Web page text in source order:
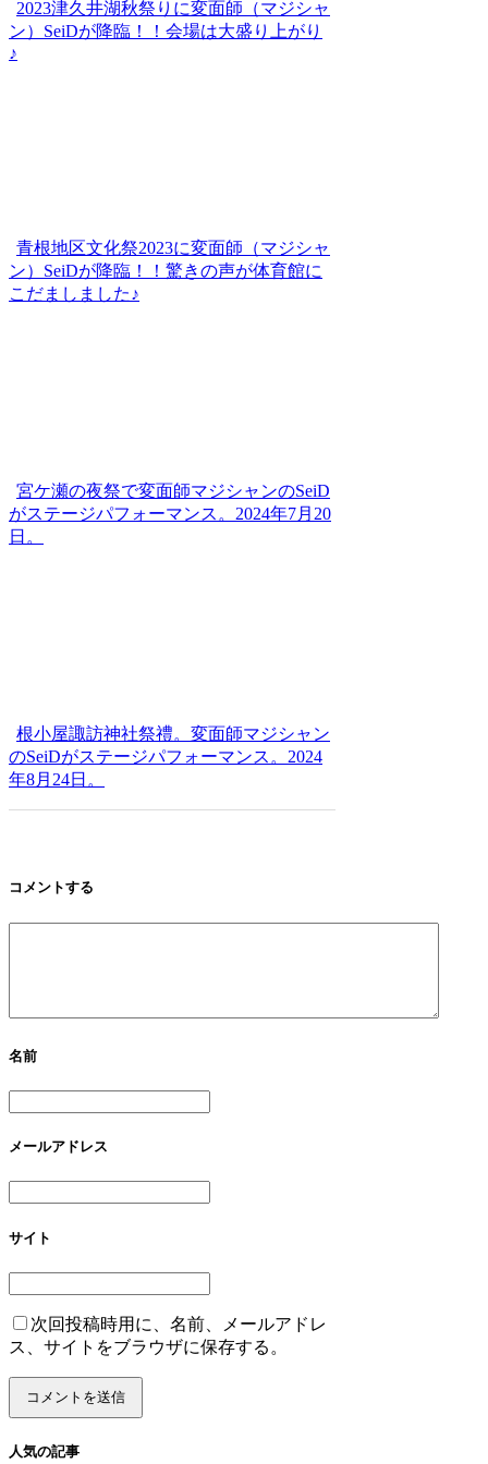
2023津久井湖秋祭りに変面師（マジシャ
ン）SeiDが降臨！！会場は大盛り上がり
♪
青根地区文化祭2023に変面師（マジシャ
ン）SeiDが降臨！！驚きの声が体育館に
こだましました♪
宮ケ瀬の夜祭で変面師マジシャンのSeiD
がステージパフォーマンス。2024年7月20
日。
根小屋諏訪神社祭禮。変面師マジシャン
のSeiDがステージパフォーマンス。2024
年8月24日。
コメントする
名前
メールアドレス
サイト
次回投稿時用に、名前、メールアドレ
ス、サイトをブラウザに保存する。
人気の記事